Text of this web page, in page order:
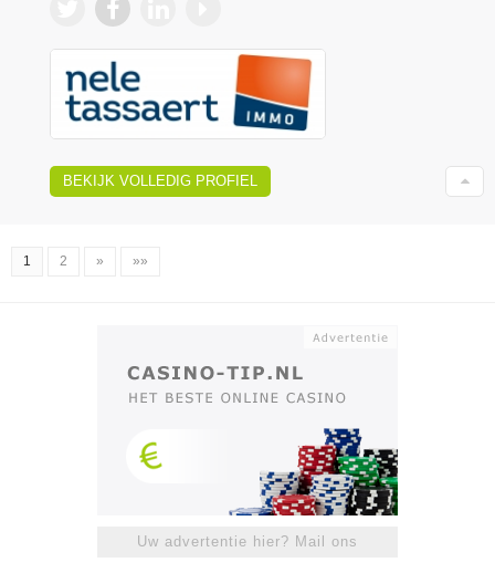
BEKIJK VOLLEDIG PROFIEL
1 2 » »»
Uw advertentie hier? Mail ons